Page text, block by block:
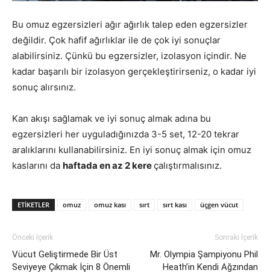
Bu omuz egzersizleri ağır ağırlık talep eden egzersizler
değildir. Çok hafif ağırlıklar ile de çok iyi sonuçlar
alabilirsiniz. Çünkü bu egzersizler, izolasyon içindir. Ne
kadar başarılı bir izolasyon gerçekleştirirseniz, o kadar iyi
sonuç alırsınız.
Kan akışı sağlamak ve iyi sonuç almak adına bu
egzersizleri her uyguladığınızda 3-5 set, 12-20 tekrar
aralıklarını kullanabilirsiniz. En iyi sonuç almak için omuz
kaslarını da haftada en az 2 kereçalıştırmalısınız.
ETIKETLER omuz omuz kası sırt sırt kası üçgen vücut
Önceki İçerik
Vücut Geliştirmede Bir Üst
Seviyeye Çıkmak İçin 8 Önemli
Sonraki İçerik
Mr. Olympia Şampiyonu Phil
Heath’in Kendi Ağzından